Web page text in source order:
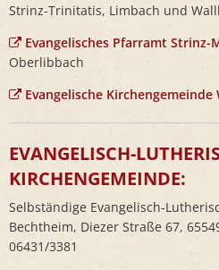
Strinz-Trinitatis, Limbach und
Evangelisches Pfarramt Strinz-
Oberlibbach
Evangelische
EVANGELISCH-
KIRCHENGEMEINDE:
Selbständige Evangelisch-
Bechtheim, Diezer Straße 67,
06431/3381